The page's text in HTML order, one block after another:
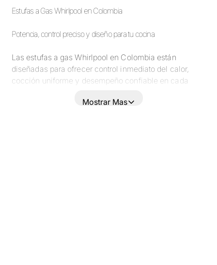
Estufas a Gas Whirlpool en Colombia
Potencia, control preciso y diseño para tu cocina
Las estufas a gas Whirlpool en Colombia están
diseñadas para ofrecer control inmediato del calor,
cocción uniforme y desempeño confiable en cada
Mostrar Mas